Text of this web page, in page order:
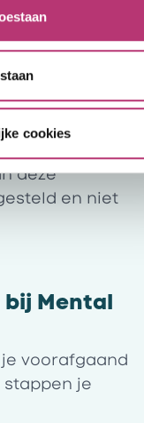
cookies
Care Group
referenties
is deze nog
deze
en niet
Mental
voorafgaand
je